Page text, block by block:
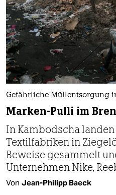
Gefährliche Müllentsorgung
Marken-Pulli im
In Kambodscha landen
Textilfabriken in
Beweise gesammelt
Unternehmen Nike,
Von Jean-Philipp Baeck